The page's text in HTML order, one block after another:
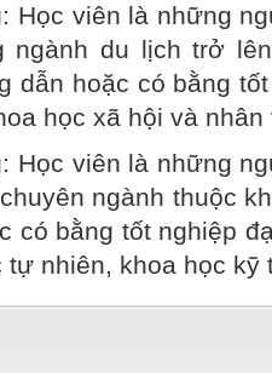
Học viên là những
ngành du lịch trở
dẫn hoặc có bằng
học xã hội và nhân
Học viên là những
ngành thuộc
có bằng tốt nghiệp
tự nhiên, khoa học kỹ